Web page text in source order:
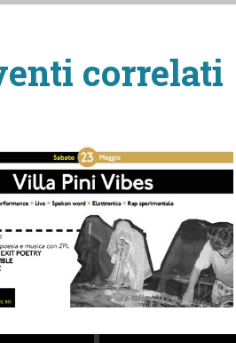
correlati